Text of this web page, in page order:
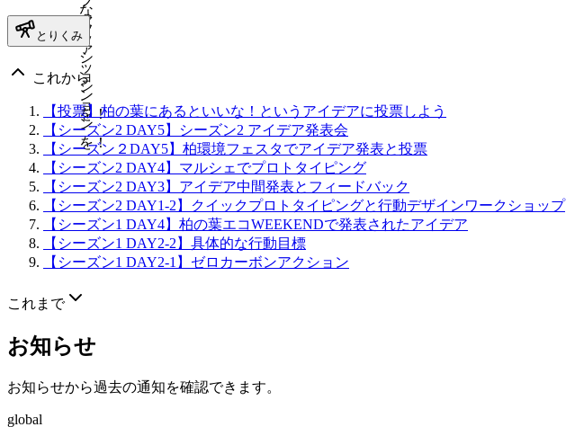
ァ
ッ
シ
ョ
ン
を！
な
フ
ァ
ッ
シ
ョ
ン
を！
とりくみ
これから
【投票】柏の葉にあるといいな！というアイデアに投票しよう
【シーズン2 DAY5】シーズン2 アイデア発表会
【シーズン２DAY5】柏環境フェスタでアイデア発表と投票
【シーズン2 DAY4】マルシェでプロトタイピング
【シーズン2 DAY3】アイデア中間発表とフィードバック
【シーズン2 DAY1-2】クイックプロトタイピングと行動デザインワークショップ
【シーズン1 DAY4】柏の葉エコWEEKENDで発表されたアイデア
【シーズン1 DAY2-2】具体的な行動目標
【シーズン1 DAY2-1】ゼロカーボンアクション
これまで
お知らせ
お知らせから過去の通知を確認できます。
global